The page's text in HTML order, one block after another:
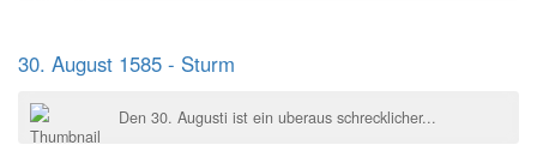
30. August 1585 - Sturm
Den 30. Augusti ist ein uberaus schrecklicher...